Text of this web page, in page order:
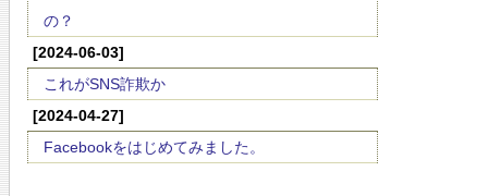
の？
[2024-06-03]
これがSNS詐欺か
[2024-04-27]
Facebookをはじめてみました。